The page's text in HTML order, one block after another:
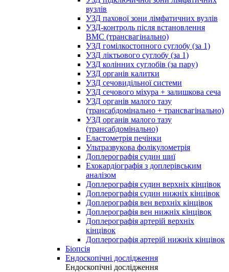
вузлів
УЗД пахової зони лімфатичних вузлів
УЗД-контроль після встановлення
ВМС (трансвагінально)
УЗД гомілкостопного суглобу (за 1)
УЗД ліктьового суглобу (за 1)
УЗД колінних суглобів (за пару)
УЗД органів калитки
УЗД сечовидільної системи
УЗД сечового міхура + залишкова сеча
УЗД органів малого тазу
(трансабдомінально + трансвагінально)
УЗД органів малого тазу
(трансабдомінально)
Еластометрія печінки
Ультразвукова фолікулометрія
Доплерографія судин шиї
Ехокардіографія з доплерівським
аналізом
Доплерографія судин верхніх кінцівок
Доплерографія судин нижніх кінцівок
Доплерографія вен верхніх кінцівок
Доплерографія вен нижніх кінцівок
Доплерографія артерій верхніх
кінцівок
Доплерографія артерій нижніх кінцівок
Біопсія
Ендоскопічні дослідження
Ендоскопічні дослідження